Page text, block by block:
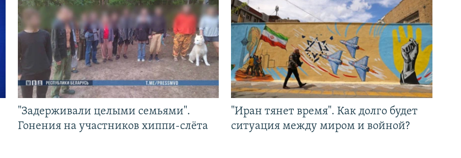
"Задерживали целыми семьями".
Гонения на участников хиппи-слёта
"Иран тянет время". Как долго будет
ситуация между миром и войной?